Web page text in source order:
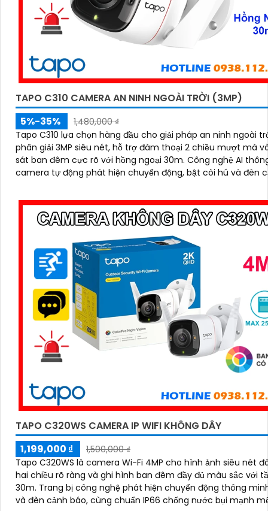
TAPO C310 CAMERA AN NINH NGOÀI TRỜI (3MP)
5%-35%
1,480,000 ₫
Tapo C310 lựa chọn hàng đầu cho giải pháp an ninh ngoài
phân giải 3MP siêu nét, hỗ trợ đàm thoại 2 chiều mượt mà
sát ban đêm cực rõ với hồng ngoại 30m. Công nghệ AI thông minh
camera tự động phát hiện chuyển động, bật còi hú và đèn
TAPO C320WS CAMERA IP WIFI KHÔNG DÂY
1,199,000 ₫
1,500,000 ₫
Tapo C320WS là camera Wi-Fi 4MP cho hình ảnh siêu nét
hai chiều rõ ràng và ghi hình ban đêm đầy đủ màu sắc với
30m. Trang bị công nghệ phát hiện chuyển động thông
và đèn cảnh báo, cùng chuẩn IP66 chống nước bụi mạnh